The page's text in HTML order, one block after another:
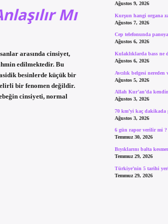
Mı
arasında cinsiyet,
edilmektedir. Bu
besinlerde küçük bir
bir fenomen değildir.
cinsiyeti, normal
Ağustos 9, 2026
Kurşun hangi organa
Ağustos 7, 2026
Cep telefonunda
Ağustos 6, 2026
Kulaklıklarda bass ne
Ağustos 6, 2026
Avcılık belgesi nereden
Ağustos 5, 2026
Allah Kur’an’da
Ağustos 3, 2026
70 km’yi kaç dakikada
Ağustos 3, 2026
6 gün rapor verilir mi ?
Temmuz 30, 2026
Bıyıklarını balta
Temmuz 29, 2026
Türkiye’nin 5 tarihi
Temmuz 29, 2026